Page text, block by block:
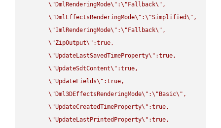
\" DmlRenderingMode\" :\" Fallback\" ,
\" DmlEffectsRenderingMode\" :\"Simplified\" ,
\"ImlRenderingMode\" :\" Fallback\" ,
\"ZipOutput\" :true,
\"UpdateLastSavedTimeProperty\" :true,
\"UpdateSdtContent\" :true,
\"UpdateFields\" :true,
\" Dml3DEffectsRenderingMode\" :\" Basic\" ,
\"UpdateCreatedTimeProperty\" :true,
\"UpdateLastPrintedProperty\" :true,